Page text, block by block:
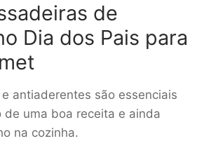
de
Dia dos Pais para
antiaderentes são essenciais
de uma boa receita e ainda
na cozinha.